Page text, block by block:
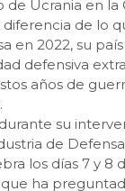
de Ucrania en la
de lo
en 2022, su
defensiva
años de
su
de
los días 7 y 8
ha